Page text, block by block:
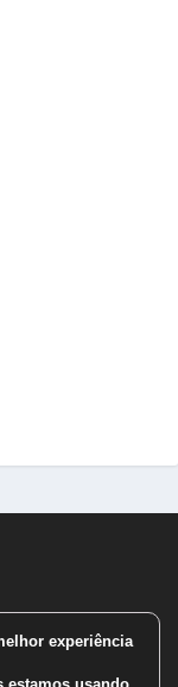
experiência